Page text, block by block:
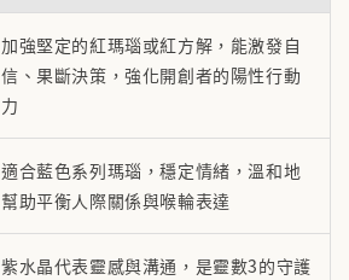
加強堅定的紅瑪瑙或紅方解，能激發自
信、果斷決策，強化開創者的陽性行動
力
適合藍色系列瑪瑙，穩定情緒，溫和地
幫助平衡人際關係與喉輪表達
紫水晶代表靈感與溝通，是靈數3的守護